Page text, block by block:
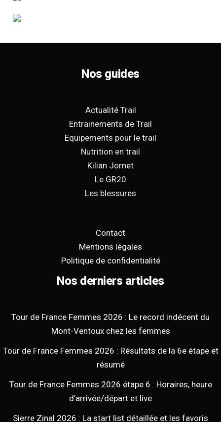
Nos guides
Actualité Trail
Entrainements de Trail
Equipements pour le trail
Nutrition en trail
Kilian Jornet
Le GR20
Les blessures
Contact
Mentions légales
Politique de confidentialité
Nos derniers articles
Tour de France Femmes 2026 : Le record indécent du
Mont-Ventoux chez les femmes
Tour de France Femmes 2026 : Résultats de la 6e étape et
résumé
Tour de France Femmes 2026 étape 6 : Horaires, heure
d’arrivée/départ et live
Sierre Zinal 2026 : La start list détaillée et les favoris